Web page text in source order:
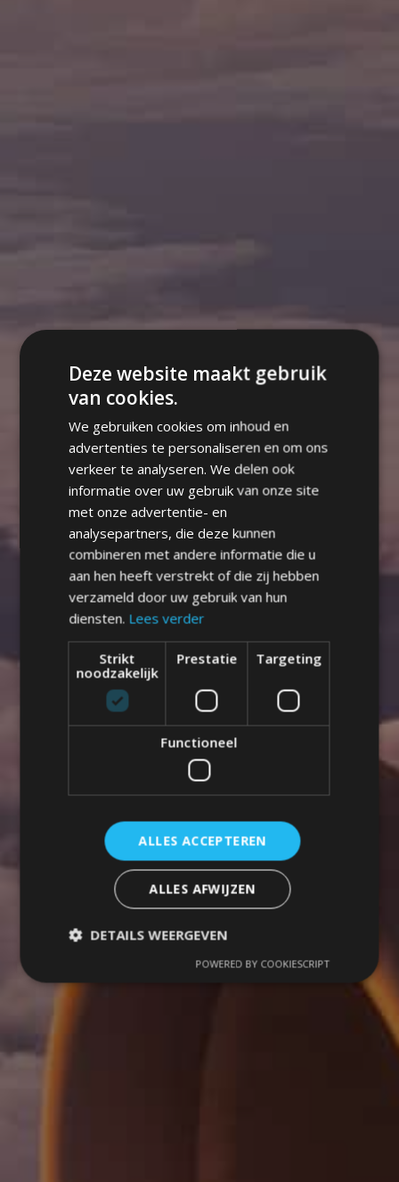
Deze website maakt gebruik
van cookies.
We gebruiken cookies om inhoud en
advertenties te personaliseren en om ons
verkeer te analyseren. We delen ook
informatie over uw gebruik van onze site
met onze advertentie- en
analysepartners, die deze kunnen
combineren met andere informatie die u
aan hen heeft verstrekt of die zij hebben
verzameld door uw gebruik van hun
diensten. Lees verder
Strikt
noodzakelijk
Prestatie Targeting
Functioneel
ALLES ACCEPTEREN
ALLES AFWIJZEN
DETAILS WEERGEVEN
POWERED BY COOKIESCRIPT